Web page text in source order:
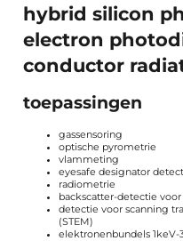
hybrid silicon
electron
conductor
toepassingen
gassensoring
optische pyrometrie
vlammeting
eyesafe designator
radiometrie
backscatter-detectie
detectie voor scanning
(STEM)
elektronenbundels 1keV-